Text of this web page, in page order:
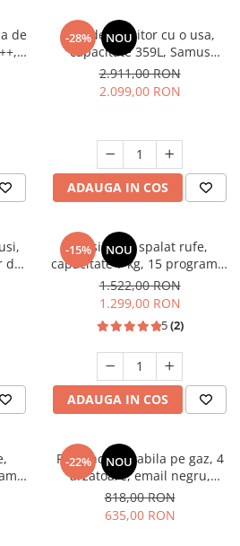
de
-28% NOU
Frigider, racitor cu o usa,
capacitate 359L, Samus
SRX474NFE
2.911,00 RON
2.099,00 RON
ADAUGA IN COS
de
-15% NOU
Masina de spalat rufe,
capacitate 7 kg, 15 programe,
afisaj LED, 1200 Rpm, alb,
HEINNER
1.522,00 RON
1.299,00 RON
5(2)
ADAUGA IN COS
-22% NOU
Plita incorporabila pe gaz, 4
arzatoare, email negru,
gratare din fonta, aprindere
electrica, Samus
818,00 RON
635,00 RON